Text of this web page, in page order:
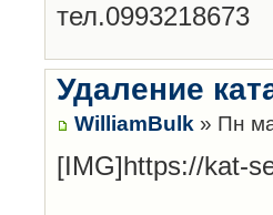
тел.0993218673
Удаление
WilliamBulk » Пн
[IMG]https://kat-